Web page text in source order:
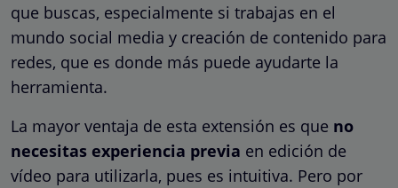
que buscas, especialmente si trabajas en el
mundo social media y creación de contenido para
redes, que es donde más puede ayudarte la
herramienta.
La mayor ventaja de esta extensión es que no
necesitas experiencia previa en edición de
vídeo para utilizarla, pues es intuitiva. Pero por